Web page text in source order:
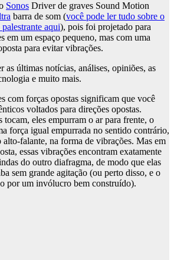
Sonos Driver de graves Sound Motion
barra de som (você pode ler tudo sobre o
aqui), pois foi projetado para
em um espaço pequeno, mas com uma
para evitar vibrações.
as últimas notícias, análises, opiniões, as
e muito mais.
com forças opostas significam que você
voltados para direções opostas.
tocam, eles empurram o ar para frente, o
força igual empurrada no sentido contrário,
alto-falante, na forma de vibrações. Mas em
essas vibrações encontram exatamente
do outro diafragma, de modo que elas
sem grande agitação (ou perto disso, e o
por um invólucro bem construído).